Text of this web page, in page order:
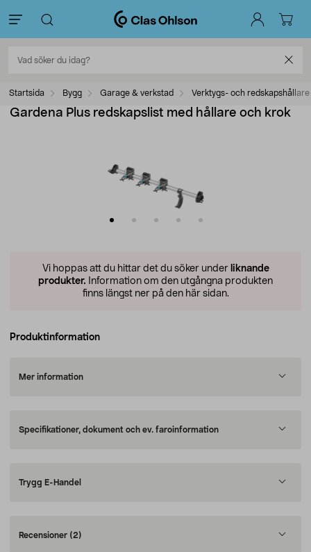
Startsida Bygg Garage & verkstad Verktygs- och redskapshållare
Gardena Plus redskapslist med hållare och krok
Vi hoppas att du hittar det du söker under liknande
produkter. Information om den utgångna produkten
finns längst ner på den här sidan.
Produktinformation
Mer information
Specifikationer, dokument och ev. faroinformation
Trygg E-Handel
Recensioner (2)